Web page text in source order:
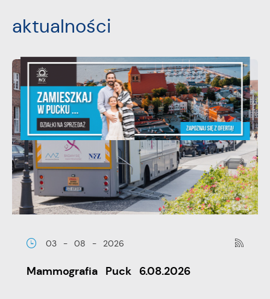
aktualności
03 - 08 - 2026
Mammografia Puck 6.08.2026